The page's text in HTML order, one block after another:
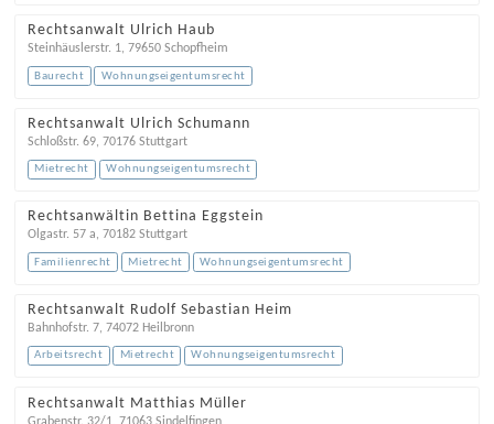
Rechtsanwalt Ulrich Haub
Steinhäuslerstr. 1, 79650 Schopfheim
Baurecht Wohnungseigentumsrecht
Rechtsanwalt Ulrich Schumann
Schloßstr. 69, 70176 Stuttgart
Mietrecht Wohnungseigentumsrecht
Rechtsanwältin Bettina Eggstein
Olgastr. 57 a, 70182 Stuttgart
Familienrecht Mietrecht Wohnungseigentumsrecht
Rechtsanwalt Rudolf Sebastian Heim
Bahnhofstr. 7, 74072 Heilbronn
Arbeitsrecht Mietrecht Wohnungseigentumsrecht
Rechtsanwalt Matthias Müller